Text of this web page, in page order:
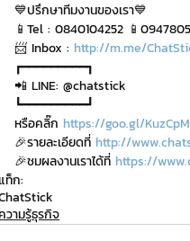
💙ปรึกษาทีมงานของเรา💙
📱Tel : 0840104252
📨 Inbox : http://m.me/
┏━━━━━━━━━┓
📲 LINE: @chatstick
┗━━━━━━━━━┛
หรือคลิ๊ก https://goo.gl/KuzCpM
🎉รายละเอียดที่ http://
🎉ชมผลงานเราได้ที่ https://
ท็ก:
วามรู้ธุรกิจ